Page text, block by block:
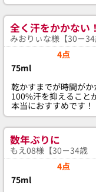
全く汗をかかない！
みおりぃな様【30－
4点
75ml
乾かすまでが時間が
100%汗を抑えること
本当におすすめです！
数年ぶりに
もえ08様【30－34歳
4点
75ml